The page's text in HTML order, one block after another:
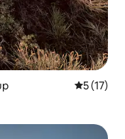
5 (17)